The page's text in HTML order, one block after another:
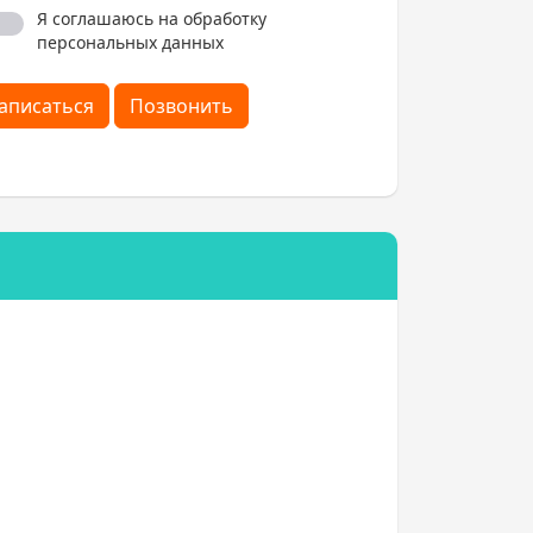
Я соглашаюсь на обработку
персональных данных
Позвонить